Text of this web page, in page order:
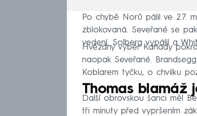
Po chybě Norů pálil ve 27.
zblokovaná. Seveřané se
vedení. Solberg vypálil a
Hvězdný výběr Kanady
naopak Seveřané.
Koblarem tyčku, o chvilku
Thomas blamáž
Další obrovskou šanci měl
tři minuty před vypršením